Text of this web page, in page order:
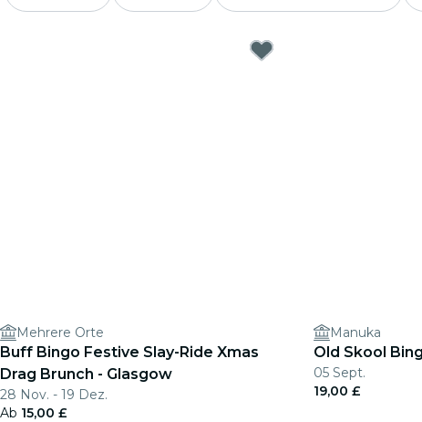
Mehrere Orte
Buff Bingo Festive Slay-Ride Xmas
Drag Brunch - Glasgow
28 Nov. - 19 Dez.
Ab 15,00 £
Manuka
Old Skool
05 Sept.
19,00 £